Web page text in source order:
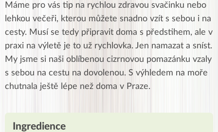
Máme pro vás tip na rychlou zdravou svačinku nebo
lehkou večeři, kterou můžete snadno vzít s sebou i na
cesty. Musí se tedy připravit doma s předstihem, ale v
praxi na výletě je to už rychlovka. Jen namazat a sníst.
My jsme si naši oblíbenou cizrnovou pomazánku vzaly
s sebou na cestu na dovolenou. S výhledem na moře
chutnala ještě lépe než doma v Praze.
Ingredience